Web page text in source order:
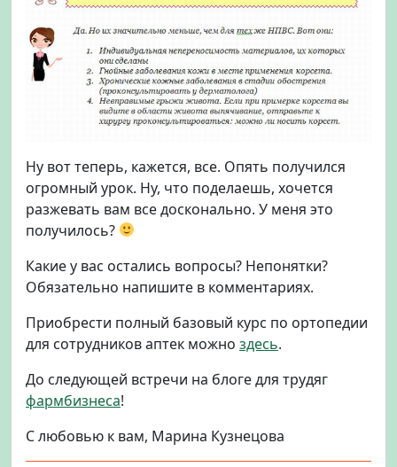
Ну вот теперь, кажется, все. Опять получился
огромный урок. Ну, что поделаешь, хочется
разжевать вам все досконально. У меня это
получилось?
Какие у вас остались вопросы? Непонятки?
Обязательно напишите в комментариях.
Приобрести полный базовый курс по ортопедии
для сотрудников аптек можно здесь.
До следующей встречи на блоге для трудяг
фармбизнеса!
С любовью к вам, Марина Кузнецова